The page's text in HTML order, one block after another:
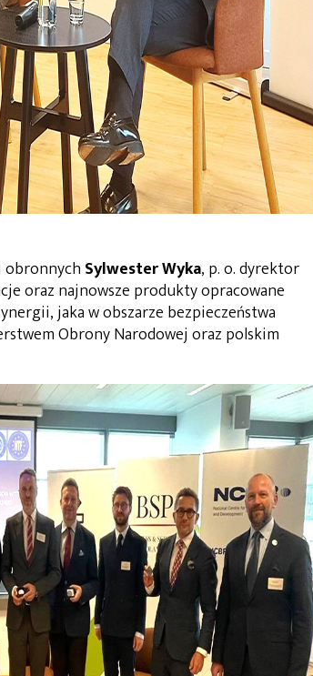
obronnych Sylwester Wyka, p. o. dyrektor
oraz najnowsze produkty opracowane
jaka w obszarze bezpieczeństwa
Obrony Narodowej oraz polskim